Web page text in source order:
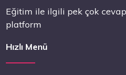
Eğitim ile ilgili pek çok
platform
Hızlı Menü